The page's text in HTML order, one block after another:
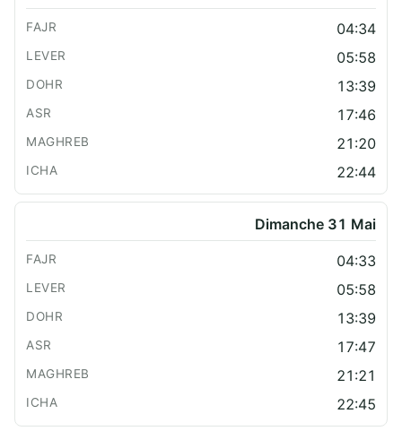
04:34
05:58
13:39
17:46
21:20
22:44
Dimanche 31 Mai
04:33
05:58
13:39
17:47
21:21
22:45